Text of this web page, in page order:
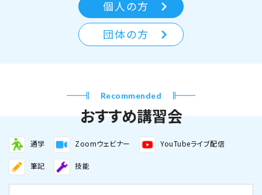
個人の方
団体の方
Recommended
おすすめ講習会
通学 Zoomウェビナー YouTubeライブ配信
筆記 技能